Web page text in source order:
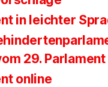
in leichter
29. Parlament
online